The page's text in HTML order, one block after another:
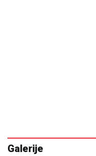
Galerije